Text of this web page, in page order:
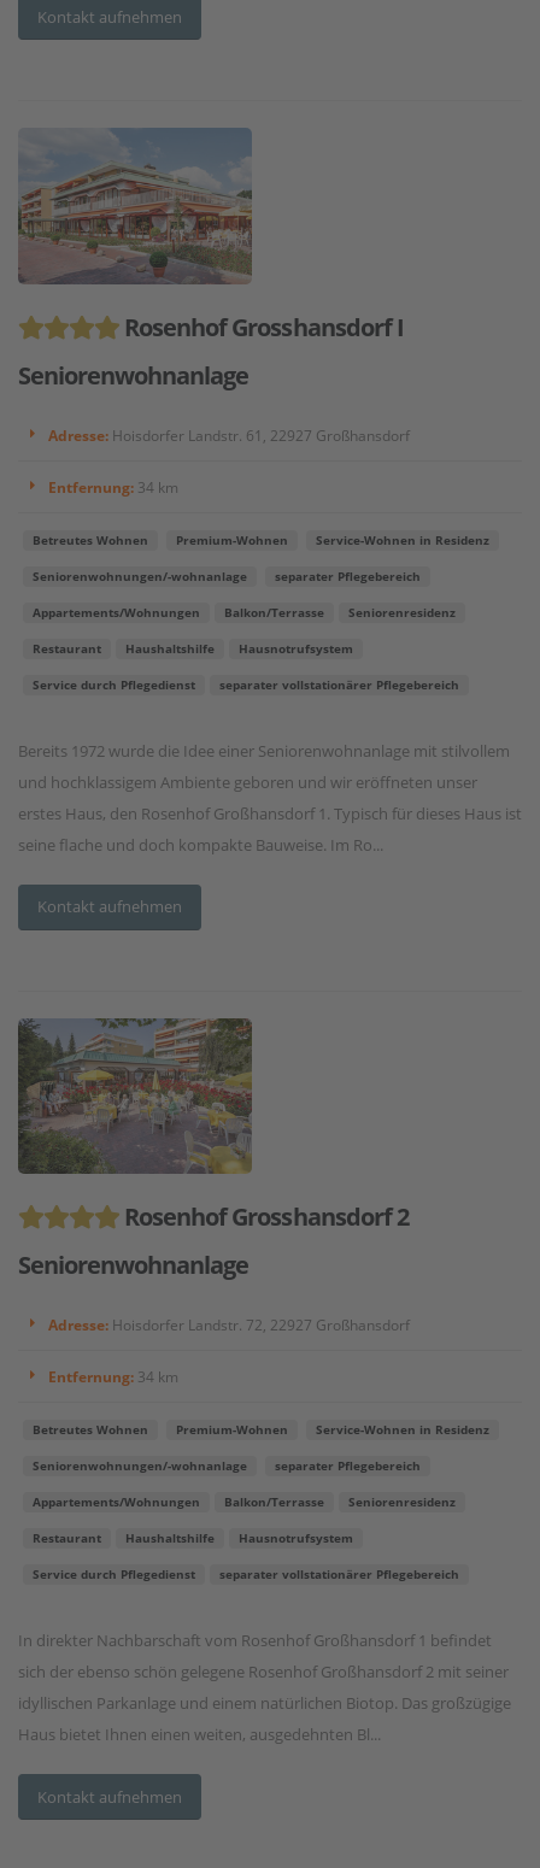
Kontakt aufnehmen
Rosenhof Grosshansdorf I
Seniorenwohnanlage
Adresse: Hoisdorfer Landstr. 61, 22927 Großhansdorf
Entfernung: 34 km
Betreutes Wohnen Premium-Wohnen Service-Wohnen in Residenz
Seniorenwohnungen/-wohnanlage separater Pflegebereich
Appartements/Wohnungen Balkon/Terrasse Seniorenresidenz
Restaurant Haushaltshilfe Hausnotrufsystem
Service durch Pflegedienst separater vollstationärer Pflegebereich
Bereits 1972 wurde die Idee einer Seniorenwohnanlage mit stilvollem
und hochklassigem Ambiente geboren und wir eröffneten unser
erstes Haus, den Rosenhof Großhansdorf 1. Typisch für dieses Haus ist
seine flache und doch kompakte Bauweise. Im Ro...
Kontakt aufnehmen
Rosenhof Grosshansdorf 2
Seniorenwohnanlage
Adresse: Hoisdorfer Landstr. 72, 22927 Großhansdorf
Entfernung: 34 km
Betreutes Wohnen Premium-Wohnen Service-Wohnen in Residenz
Seniorenwohnungen/-wohnanlage separater Pflegebereich
Appartements/Wohnungen Balkon/Terrasse Seniorenresidenz
Restaurant Haushaltshilfe Hausnotrufsystem
Service durch Pflegedienst separater vollstationärer Pflegebereich
In direkter Nachbarschaft vom Rosenhof Großhansdorf 1 befindet
sich der ebenso schön gelegene Rosenhof Großhansdorf 2 mit seiner
idyllischen Parkanlage und einem natürlichen Biotop. Das großzügige
Haus bietet Ihnen einen weiten, ausgedehnten Bl...
Kontakt aufnehmen